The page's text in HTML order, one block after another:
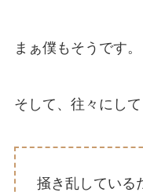
まぁ僕もそうです。
そして、往々にして
掻き乱している